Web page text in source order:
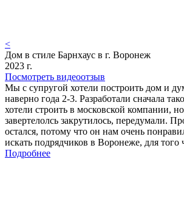
<
Дом в стиле Барнхаус в г. Воронеж
2023 г.
Посмотреть видеоотзыв
Мы с супругой хотели построить дом и
наверно года 2-3. Разработали сначала
хотели строить в московской компании,
завертелолсь закрутилось, передумали.
остался, потому что он нам очень
искать подрядчиков в Воронеже, для
Подробнее